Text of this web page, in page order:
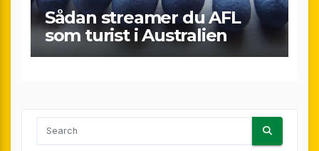
Sådan streamer du AFL
som turist i Australien